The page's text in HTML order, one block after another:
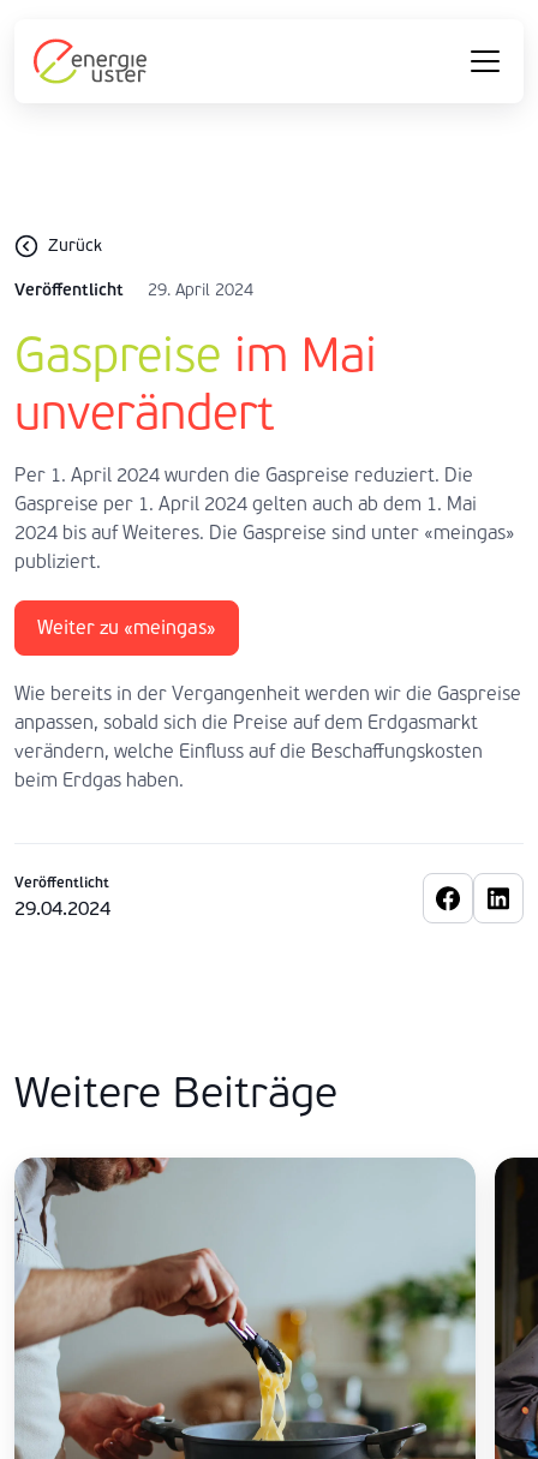
Zurück
Veröffentlicht 29. April 2024
Gaspreise im Mai
unverändert
Per 1. April 2024 wurden die Gaspreise reduziert. Die
Gaspreise per 1. April 2024 gelten auch ab dem 1. Mai
2024 bis auf Weiteres. Die Gaspreise sind unter «meingas»
publiziert.
Weiter zu «meingas»
Wie bereits in der Vergangenheit werden wir die Gaspreise
anpassen, sobald sich die Preise auf dem Erdgasmarkt
verändern, welche Einfluss auf die Beschaffungskosten
beim Erdgas haben.
Veröffentlicht
29.04.2024
Weitere Beiträge